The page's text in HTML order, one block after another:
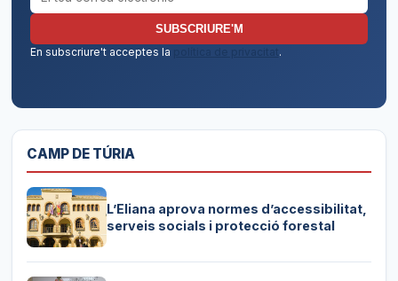
SUBSCRIURE'M
En subscriure't acceptes la
política de privacitat.
CAMP DE TÚRIA
L’Eliana aprova normes d’accessibilitat,
serveis socials i protecció forestal